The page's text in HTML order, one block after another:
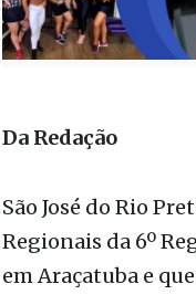
Da Redação
São José do Rio